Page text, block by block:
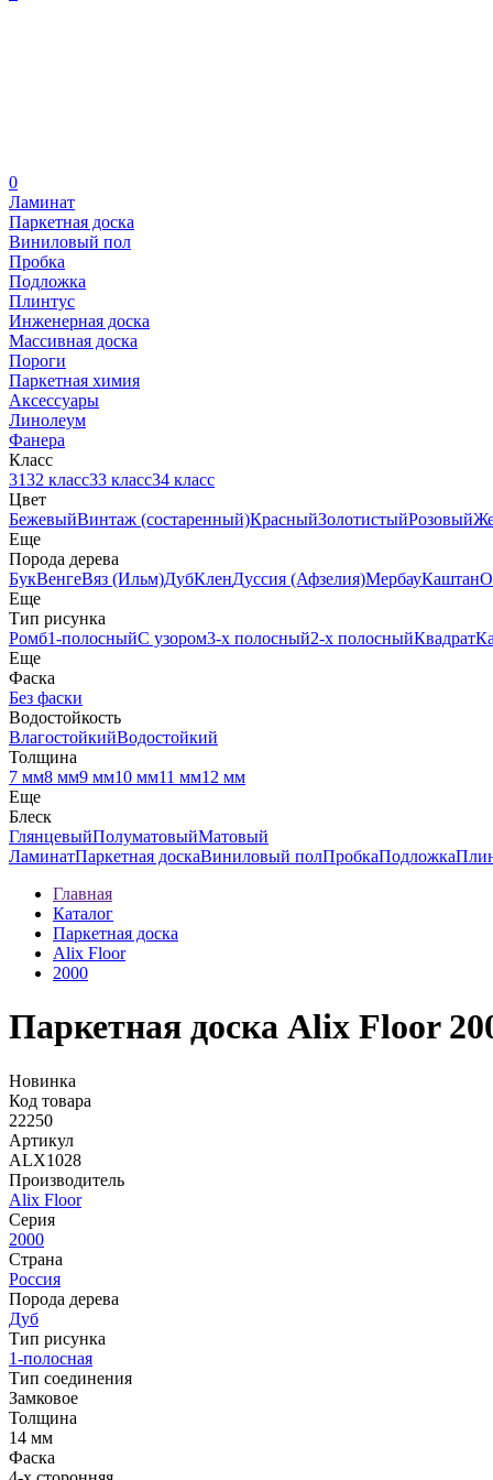
0
Ламинат
Паркетная доска
Виниловый пол
Пробка
Подложка
Плинтус
Инженерная доска
Массивная доска
Пороги
Паркетная химия
Аксессуары
Линолеум
Фанера
Класс
3132 класс33 класс34 класс
Цвет
БежевыйВинтаж (состаренный)КрасныйЗолотистыйРозовый
Еще
Порода дерева
БукВенгеВяз (Ильм)ДубКленДуссия (Афзелия)МербауКаштан
Еще
Тип рисунка
Ромб1-полосныйС узором3-х полосный2-х полосныйКвадрат
Еще
Фаска
Без фаски
Водостойкость
ВлагостойкийВодостойкий
Толщина
7 мм8 мм9 мм10 мм11 мм12 мм
Еще
Блеск
ГлянцевыйПолуматовыйМатовый
ЛаминатПаркетная доскаВиниловый полПробкаПодложка
Главная
Каталог
Паркетная доска
Alix Floor
2000
Паркетная доска Alix Floor
Новинка
Код товара
22250
Артикул
ALX1028
Производитель
Alix Floor
Серия
2000
Страна
Россия
Порода дерева
Дуб
Тип рисунка
1-полосная
Тип соединения
Замковое
Толщина
14 мм
Фаска